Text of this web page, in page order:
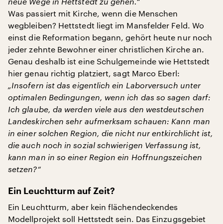
Was passiert mit Kirche, wenn die Menschen
wegbleiben? Hettstedt liegt im Mansfelder Feld. Wo
einst die Reformation begann, gehört heute nur noch
jeder zehnte Bewohner einer christlichen Kirche an.
Genau deshalb ist eine Schulgemeinde wie Hettstedt
hier genau richtig platziert, sagt Marco Eberl:
„Insofern ist das eigentlich ein Laborversuch unter
optimalen Bedingungen, wenn ich das so sagen darf:
Ich glaube, da werden viele aus den westdeutschen
Landeskirchen sehr aufmerksam schauen: Kann man
in einer solchen Region, die nicht nur entkirchlicht ist,
die auch noch in sozial schwierigen Verfassung ist,
kann man in so einer Region ein Hoffnungszeichen
setzen?“
Ein Leuchtturm auf Zeit?
Ein Leuchtturm, aber kein flächendeckendes
Modellprojekt soll Hettstedt sein. Das Einzugsgebiet